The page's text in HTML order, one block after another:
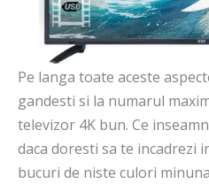
Pe langa toate aceste
gandesti si la numarul
televizor 4K bun. Ce
daca doresti sa te incadrezi
bucuri de niste culori